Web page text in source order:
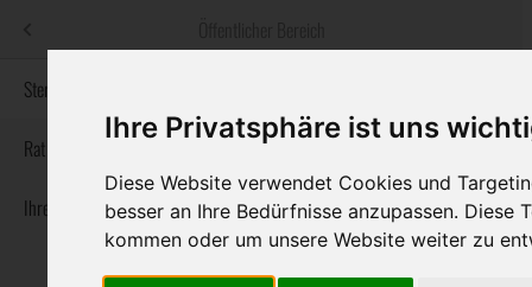
Ihre Privatsphäre ist uns
Diese Website verwendet Cookies und
besser an Ihre Bedürfnisse anzupassen. Diese
kommen oder um unsere Website weiter zu
bestatter.at
Informationswebsite der österreichischen Bestatter
Navigation
überspringen
Sterbeanzeigen Rat & Hilfe im Trauerfall Ihre Bestatter
Sterbeanzeigen
Rat & Hilfe im Trauerfall
Ihre Bestatter